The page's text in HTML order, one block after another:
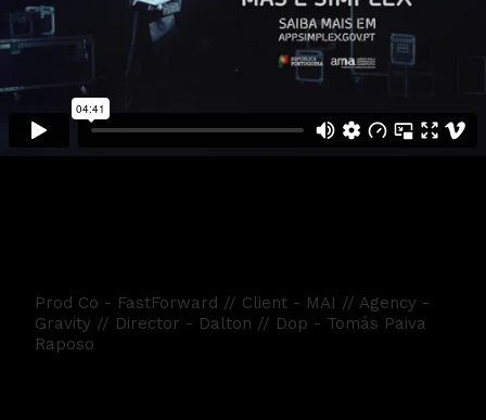
Prod Co - FastForward // Client - MAI // Agency -
Gravity // Director - Dalton // Dop - Tomás Paiva
Raposo